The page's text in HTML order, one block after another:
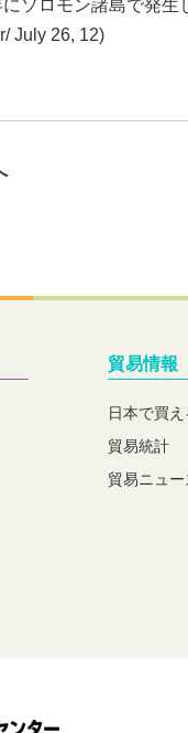
にソロモン諸島で発
July 26, 12)
貿易情報
日本で買
貿易統計
貿易ニュー